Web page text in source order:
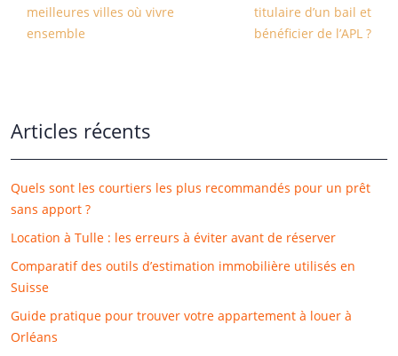
meilleures villes où vivre
ensemble
titulaire d’un bail et
bénéficier de l’APL ?
Articles récents
Quels sont les courtiers les plus recommandés pour un prêt
sans apport ?
Location à Tulle : les erreurs à éviter avant de réserver
Comparatif des outils d’estimation immobilière utilisés en
Suisse
Guide pratique pour trouver votre appartement à louer à
Orléans